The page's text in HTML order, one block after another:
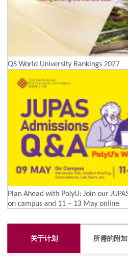
QS World University Rankings 2027
Plan Ahead with PolyU: Join our
on campus and 11 – 13 May online
关于计划 所需的附